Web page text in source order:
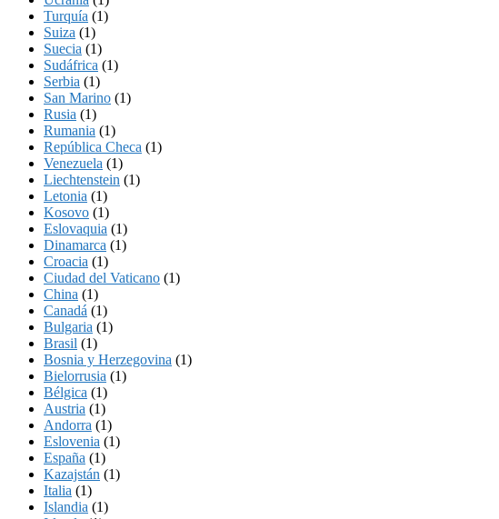
Turquía (1)
Suiza (1)
Suecia (1)
Sudáfrica (1)
Serbia (1)
San Marino (1)
Rusia (1)
Rumania (1)
República Checa (1)
Venezuela (1)
Liechtenstein (1)
Letonia (1)
Kosovo (1)
Eslovaquia (1)
Dinamarca (1)
Croacia (1)
Ciudad del Vaticano (1)
China (1)
Canadá (1)
Bulgaria (1)
Brasil (1)
Bosnia y Herzegovina (1)
Bielorrusia (1)
Bélgica (1)
Austria (1)
Andorra (1)
Eslovenia (1)
España (1)
Kazajstán (1)
Italia (1)
Islandia (1)